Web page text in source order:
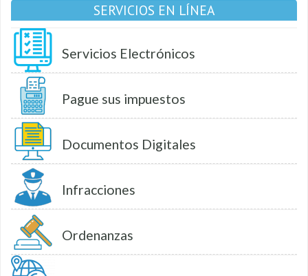
SERVICIOS EN LÍNEA
Servicios Electrónicos
Pague sus impuestos
Documentos Digitales
Infracciones
Ordenanzas